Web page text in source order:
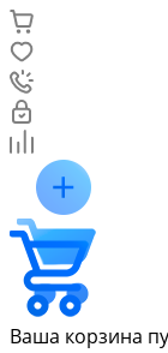
Ваша корзина